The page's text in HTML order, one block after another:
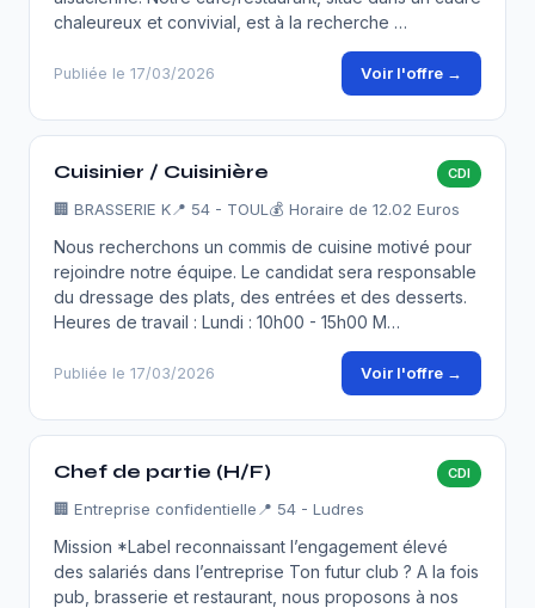
chaleureux et convivial, est à la recherche …
Publiée le 17/03/2026 Voir l'offre →
Cuisinier / Cuisinière CDI
🏢 BRASSERIE K📍 54 - TOUL 💰 Horaire de 12.02 Euros
Nous recherchons un commis de cuisine motivé pour
rejoindre notre équipe. Le candidat sera responsable
du dressage des plats, des entrées et des desserts.
Heures de travail : Lundi : 10h00 - 15h00 M…
Publiée le 17/03/2026 Voir l'offre →
Chef de partie (H/F) CDI
🏢 Entreprise confidentielle 📍 54 - Ludres
Mission *Label reconnaissant l’engagement élevé
des salariés dans l’entreprise Ton futur club ? A la fois
pub, brasserie et restaurant, nous proposons à nos